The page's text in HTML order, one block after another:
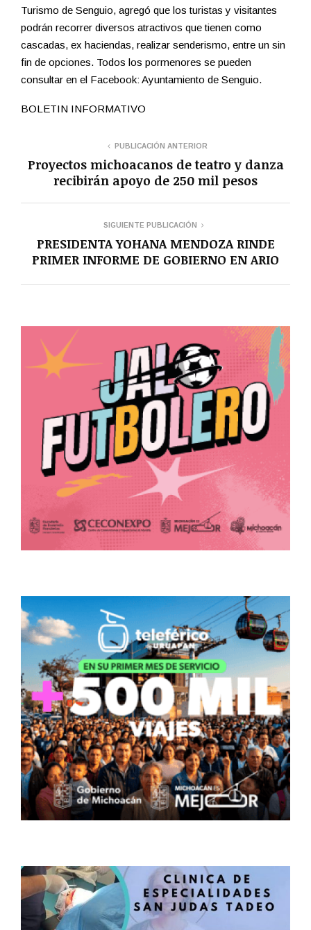
Turismo de Senguio, agregó que los turistas y visitantes
podrán recorrer diversos atractivos que tienen como
cascadas, ex haciendas, realizar senderismo, entre un sin
fin de opciones. Todos los pormenores se pueden
consultar en el Facebook: Ayuntamiento de Senguio.
BOLETIN INFORMATIVO
PUBLICACIÓN ANTERIOR
Proyectos michoacanos de teatro y danza
recibirán apoyo de 250 mil pesos
SIGUIENTE PUBLICACIÓN
PRESIDENTA YOHANA MENDOZA RINDE
PRIMER INFORME DE GOBIERNO EN ARIO